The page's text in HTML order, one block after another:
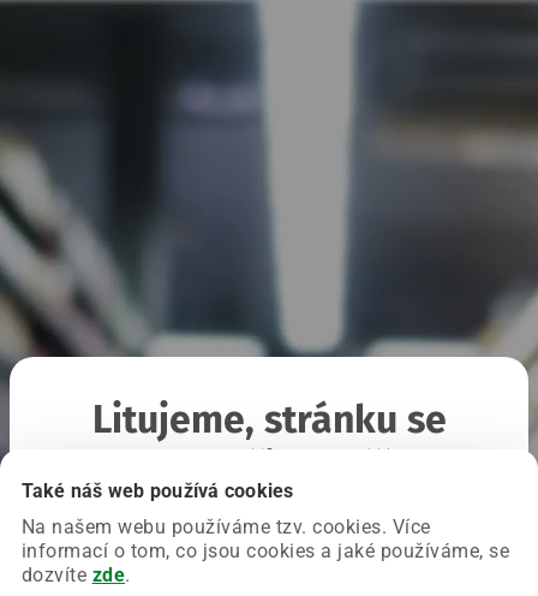
Také náš web používá cookies
Na našem webu používáme tzv. cookies. Více
informací o tom, co jsou cookies a jaké používáme, se
dozvíte zde.
Litujeme, stránku se
Chyba nastala na naší straně a už ji opravujeme.
Zkuste prosím znovu načíst požadovanou stránku.